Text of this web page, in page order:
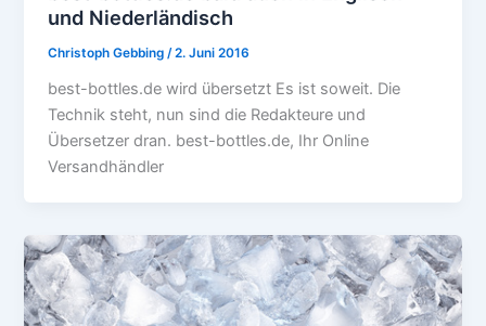
und Niederländisch
Christoph Gebbing /2. Juni 2016
best-bottles.de wird übersetzt Es ist soweit. Die
Technik steht, nun sind die Redakteure und
Übersetzer dran. best-bottles.de, Ihr Online
Versandhändler